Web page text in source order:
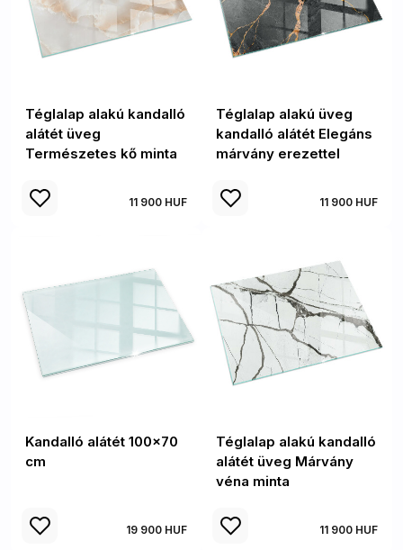
Téglalap alakú kandalló
alátét üveg
Természetes kő minta
11 900 HUF
Téglalap alakú üveg
kandalló alátét Elegáns
márvány erezettel
11 900 HUF
Kandalló alátét 100x70
cm
19 900 HUF
Téglalap alakú kandalló
alátét üveg Márvány
véna minta
11 900 HUF